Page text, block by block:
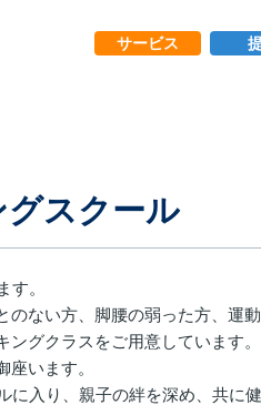
サービス
スクール
。
のない方、脚腰の弱った方、運
グクラスをご用意しています。
います。
に入り、親子の絆を深め、共に